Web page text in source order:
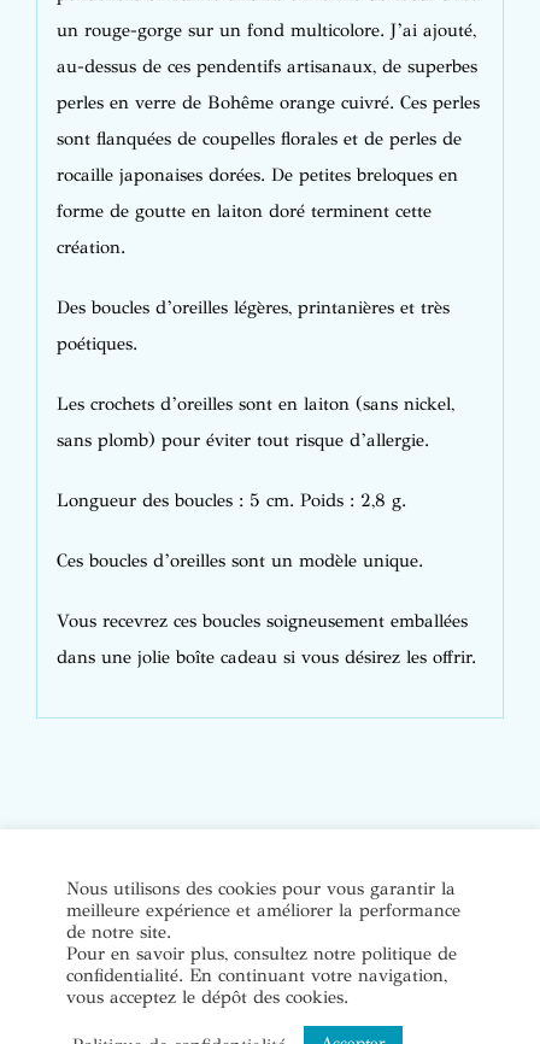
un rouge-gorge sur un fond multicolore. J’ai ajouté,
au-dessus de ces pendentifs artisanaux, de superbes
perles en verre de Bohême orange cuivré. Ces perles
sont flanquées de coupelles florales et de perles de
rocaille japonaises dorées. De petites breloques en
forme de goutte en laiton doré terminent cette
création.
Des boucles d’oreilles légères, printanières et très
poétiques.
Les crochets d’oreilles sont en laiton (sans nickel,
sans plomb) pour éviter tout risque d’allergie.
Longueur des boucles : 5 cm. Poids : 2,8 g.
Ces boucles d’oreilles sont un modèle unique.
Vous recevrez ces boucles soigneusement emballées
dans une jolie boîte cadeau si vous désirez les offrir.
© Copyright Bijoux de soi 2020-2022. Tous droits réservés. |
Conditions Générales de Vente|Mentions légales et politique
de confidentialité
Nous utilisons des cookies pour vous garantir la
meilleure expérience et améliorer la performance
de notre site.
Pour en savoir plus, consultez notre politique de
confidentialité. En continuant votre navigation,
vous acceptez le dépôt des cookies.